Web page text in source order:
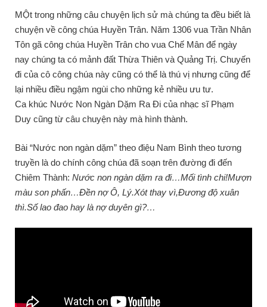
MỘt trong những câu chuyện lịch sử mà chúng ta đều biết là
chuyện về công chúa Huyền Trân. Năm 1306 vua Trần Nhân
Tôn gã công chúa Huyền Trân cho vua Chế Mân để ngày
nay chúng ta có mảnh đất Thừa Thiên và Quảng Trị. Chuyến
đi của cô công chúa này cũng có thể là thú vị nhưng cũng để
lại nhiều điều ngậm ngùi cho những kẻ nhiều ưu tư.
Ca khúc Nước Non Ngàn Dặm Ra Đi của nhạc sĩ Phạm
Duy cũng từ câu chuyện này mà hình thành.
Bài “Nước non ngàn dặm” theo điệu Nam Bình theo tương
truyền là do chính công chúa đã soạn trên đường đi đến
Chiêm Thành: Nước non ngàn dặm ra đi…Mối tình chi!Mượn
màu son phấn…Đền nợ Ô, Lý.Xót thay vì,Đương độ xuân
thì.Số lao đao hay là nợ duyên gì?…